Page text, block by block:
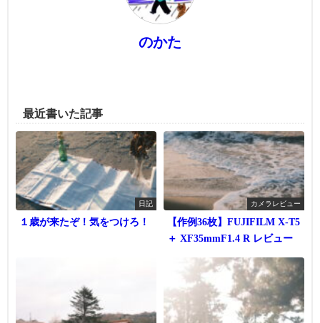
のかた
最近書いた記事
日記
１歳が来たぞ！気をつけろ！
カメラレビュー
【作例36枚】FUJIFILM X-T5
＋ XF35mmF1.4 R レビュー